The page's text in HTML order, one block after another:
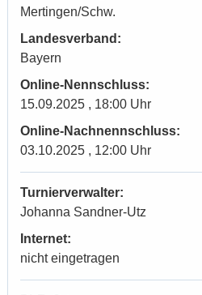
Mertingen/Schw.
Landesverband:
Bayern
Online-Nennschluss:
15.09.2025 , 18:00 Uhr
Online-Nachnennschluss:
03.10.2025 , 12:00 Uhr
Turnierverwalter:
Johanna Sandner-Utz
Internet:
nicht eingetragen